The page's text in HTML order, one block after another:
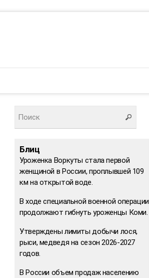
Блиц
Уроженка Воркуты стала первой
женщиной в России, проплывшей 109
км на открытой воде.
В ходе специальной военной операции
продолжают гибнуть уроженцы Коми.
Утверждены лимиты добычи лося,
рыси, медведя на сезон 2026-2027
годов.
В России объем продаж населению